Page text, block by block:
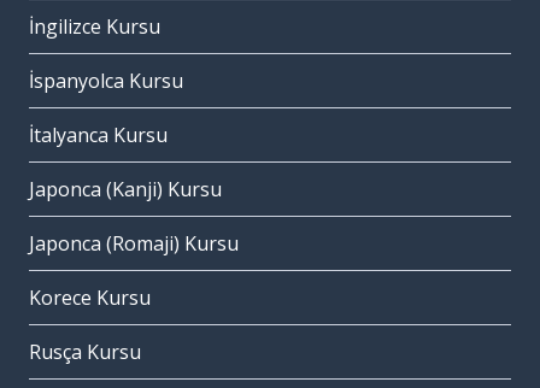
İngilizce Kursu
İspanyolca Kursu
İtalyanca Kursu
Japonca (Kanji) Kursu
Japonca (Romaji) Kursu
Korece Kursu
Rusça Kursu